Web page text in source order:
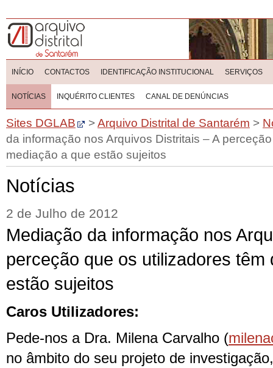
INÍCIO CONTACTOS IDENTIFICAÇÃO INSTITUCIONAL SERVIÇOS
NOTÍCIAS INQUÉRITO CLIENTES CANAL DE DENÚNCIAS
Sites DGLAB >Arquivo Distrital de Santarém >
da informação nos Arquivos Distritais – A
mediação a que estão sujeitos
Notícias
2 de Julho de 2012
Mediação da informação nos
perceção que os utilizadores têm
estão sujeitos
Caros Utilizadores:
Pede-nos a Dra. Milena Carvalho (
no âmbito do seu projeto de